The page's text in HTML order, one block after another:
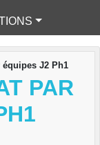
J2 Ph1
PAR